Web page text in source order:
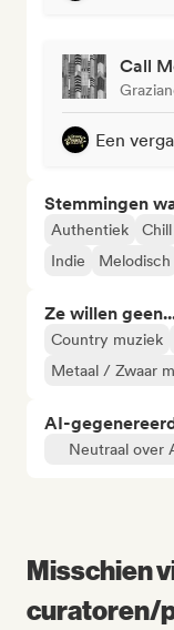
Call
Een
Stemmingen
Authentiek Chill
Indie
Melodisch
Ze willen
Country muziek
Metaal / Zwaar
AI-
Neutraal over
Misschien
curatoren/